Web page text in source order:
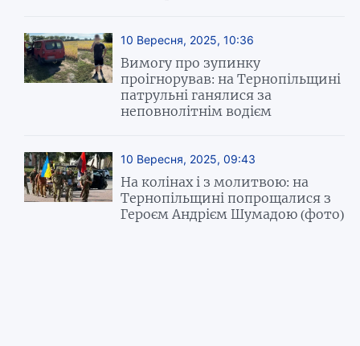
10 Вересня, 2025, 10:36
Вимогу про зупинку
проігнорував: на Тернопільщині
патрульні ганялися за
неповнолітнім водієм
10 Вересня, 2025, 09:43
На колінах і з молитвою: на
Тернопільщині попрощалися з
Героєм Андрієм Шумадою (фото)